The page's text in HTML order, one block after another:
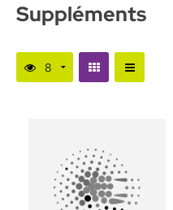
Suppléments